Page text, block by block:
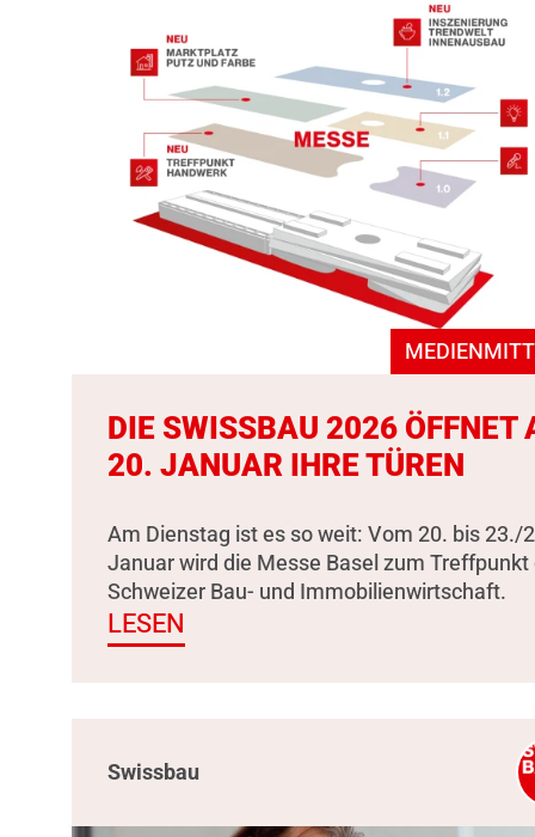
DIE SWISSBAU 2026 ÖFFNET
20. JANUAR IHRE TÜREN
Am Dienstag ist es so weit: Vom 20. bis 23./
Januar wird die Messe Basel zum Treffpunkt
Schweizer Bau- und Immobilienwirtschaft.
LESEN
Swissbau